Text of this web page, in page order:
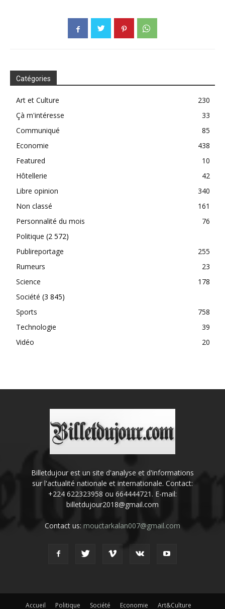
Catégories
Art et Culture
230
Çà m'intéresse
33
Communiqué
85
Economie
438
Featured
10
Hôtellerie
42
Libre opinion
340
Non classé
161
Personnalité du mois
76
Politique (2 572)
Publireportage
255
Rumeurs
23
Science
178
Société (3 845)
Sports
758
Technologie
39
Vidéo
20
Billetdujour est un site d'analyse et d'informations
sur l'actualité nationale et internationale. Contact:
+224 622323958 ou 664444721. E-mail:
billetdujour2018@gmail.com
Contact us: mouctarkalan007@gmail.com
Accueil Politique Société Economie Art&Culture